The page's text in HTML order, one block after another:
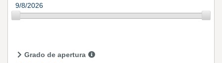
9/8/2026
Grado de apertura